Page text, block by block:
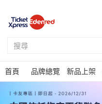
首頁 品牌總覽 新品上架